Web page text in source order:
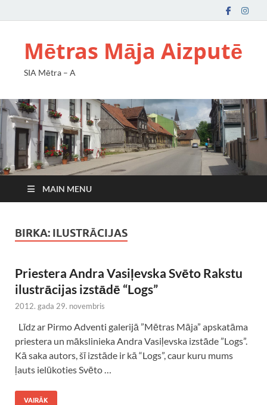
Mētras Māja Aizputē
SIA Mētra – A
MAIN MENU
BIRKA: ILUSTRĀCIJAS
Priestera Andra Vasiļevska Svēto Rakstu
ilustrācijas izstādē “Logs”
2012. gada 29. novembris
Līdz ar Pirmo Adventi galerijā ”Mētras Māja” apskatāma
priestera un mākslinieka Andra Vasiļevska izstāde ”Logs”.
Kā saka autors, šī izstāde ir kā “Logs”, caur kuru mums
ļauts ielūkoties Svēto …
VAIRĀK